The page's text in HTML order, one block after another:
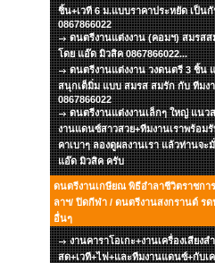
ชิ้น+เวที 6 ม.แบบราคาประหยัด เป็น
0867866022
ดนตรีงานแต่งงาน (คอมฯ) สมรส
โดย แอ๊ด มิวสิค 0867866022...
ดนตรีงานแต่งงาน วงดนตรี 3 ชิ้น
สนุกเต็มิ่ม แบบ สมรส สมรัก กับ ทีมง
0867866022
ดนตรีงานแต่งงานเล็กๆ ใหญ่ แน
งานแดนซ์สาวสวย+ทีมงานเราพร้อม
คาเบาๆ ลองดูผลงานเรา แล้วท่านจะ
แอ๊ด มิวสิค ครับ
ดนตรีงานเกษียณ พิธีอำลาชีวิตราชการ
ลาฯ/ ปิดกีฬา / ดนตรีงานสงกรานต์ ร
อื่นๆ
งานคาราโอเกะ+งานเครื่องเสียง
สด+เวที+ไฟ+และทีมงานแดนซ์+กับเค